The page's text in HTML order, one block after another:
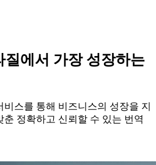
질에서 가장 성장하는
스를 통해 비즈니스의 성장을 지
정확하고 신뢰할 수 있는 번역